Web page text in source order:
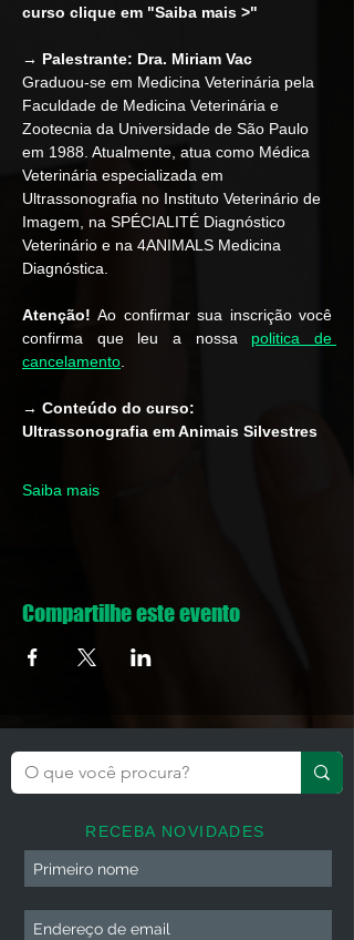
curso clique em "Saiba mais >"
→ Palestrante: Dra. Miriam Vac
Graduou-se em Medicina Veterinária pela
Faculdade de Medicina Veterinária e
Zootecnia da Universidade de São Paulo
em 1988. Atualmente, atua como Médica
Veterinária especializada em
Ultrassonografia no Instituto Veterinário de
Imagem, na SPÉCIALITÉ Diagnóstico
Veterinário e na 4ANIMALS Medicina
Diagnóstica.
Atenção! Ao confirmar sua inscrição você
confirma que leu a nossa politica de
cancelamento
→ Conteúdo do curso:
Ultrassonografia em Animais Silvestres
Saiba mais
Compartilhe este evento
RECEBA NOVIDADES